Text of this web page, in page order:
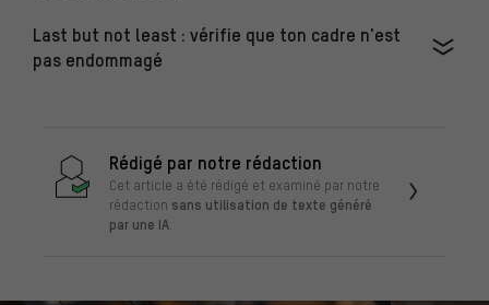
Last but not least : vérifie que ton cadre n'est
pas endommagé
Rédigé par notre rédaction
Cet article a été rédigé et examiné par notre
rédaction sans utilisation de texte généré
par une IA